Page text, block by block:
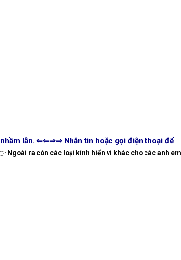
lẫn. ⇐⇐⇒⇒ Nhắn tin hoặc gọi điện thoại để
Ngoài ra còn các loại kính hiển vi khác cho các anh em